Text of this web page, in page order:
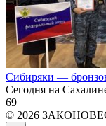
Сибиряки —
Сегодня на
69
© 2026